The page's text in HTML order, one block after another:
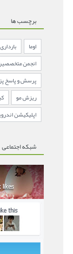
برچسب ها
اوما بارداری
انجمن متخصصین
پرسش و پاسخ
ریزش مو
اپلیکیشن
شبکه اجتماعی